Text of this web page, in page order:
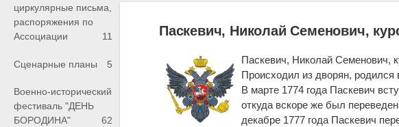
циркулярные письма,
распоряжения по
Ассоциации
11
Сценарные планы 5
Военно-исторический
фестиваль "ДЕНЬ
БОРОДИНА"
62
Паскевич, Николай Семенович,
Паскевич, Николай Семенович,
Происходил из дворян, родился
В марте 1774 года Паскевич
откуда вскоре же был
декабре 1777 года Паскевич